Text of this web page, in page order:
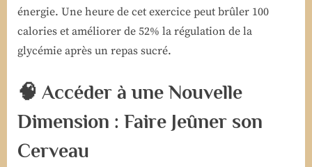
énergie. Une heure de cet exercice peut brûler 100
calories et améliorer de 52% la régulation de la
glycémie après un repas sucré.
🧠 Accéder à une Nouvelle
Dimension : Faire Jeûner son
Cerveau